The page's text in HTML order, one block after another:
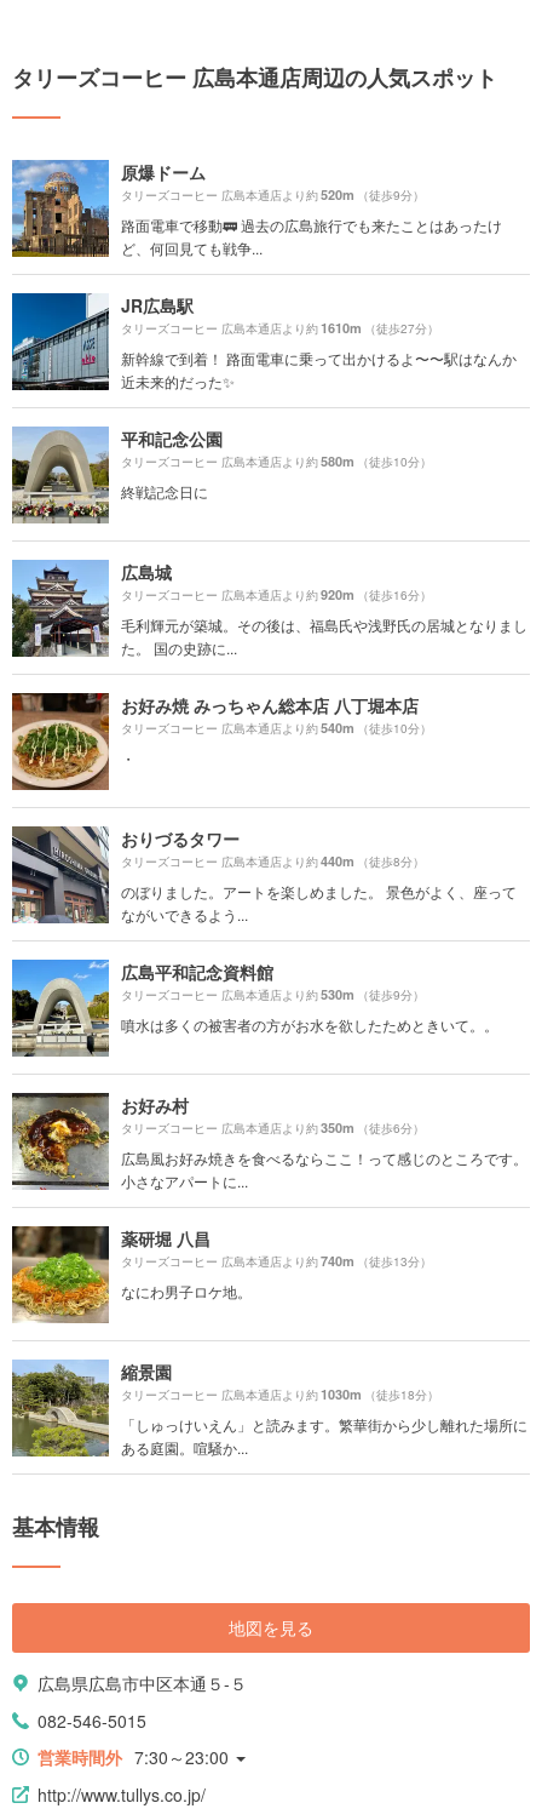
タリーズコーヒー 広島本通店周辺の人気スポット
原爆ドーム
タリーズコーヒー 広島本通店より約520m （徒歩9分）
路面電車で移動🚃 過去の広島旅行でも来たことはあったけ
ど、何回見ても戦争...
JR広島駅
タリーズコーヒー 広島本通店より約1610m （徒歩27分）
新幹線で到着！ 路面電車に乗って出かけるよ〜〜駅はなんか
近未来的だった✨
平和記念公園
タリーズコーヒー 広島本通店より約580m （徒歩10分）
終戦記念日に
広島城
タリーズコーヒー 広島本通店より約920m （徒歩16分）
毛利輝元が築城。その後は、福島氏や浅野氏の居城となりまし
た。 国の史跡に...
お好み焼 みっちゃん総本店 八丁堀本店
タリーズコーヒー 広島本通店より約540m （徒歩10分）
・
おりづるタワー
タリーズコーヒー 広島本通店より約440m （徒歩8分）
のぼりました。アートを楽しめました。 景色がよく、座って
ながいできるよう...
広島平和記念資料館
タリーズコーヒー 広島本通店より約530m （徒歩9分）
噴水は多くの被害者の方がお水を欲したためときいて。。
お好み村
タリーズコーヒー 広島本通店より約350m （徒歩6分）
広島風お好み焼きを食べるならここ！って感じのところです。
小さなアパートに...
薬研堀 八昌
タリーズコーヒー 広島本通店より約740m （徒歩13分）
なにわ男子ロケ地。
縮景園
タリーズコーヒー 広島本通店より約1030m （徒歩18分）
「しゅっけいえん」と読みます。繁華街から少し離れた場所に
ある庭園。喧騒か...
基本情報
地図を見る
広島県広島市中区本通５-５
082-546-5015
営業時間外 7:30～23:00
http://www.tullys.co.jp/